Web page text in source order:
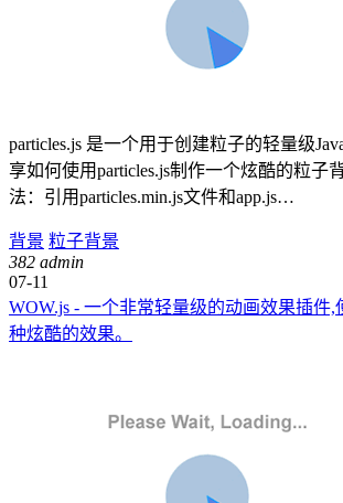
particles.js 是一个用于创建粒子的轻量级
享如何使用particles.js制作一个炫酷的粒子
法：引用particles.min.js文件和app.js…
背景 粒子背景
382 admin
07-11
WOW.js - 一个非常轻量级的动画效果插件,
种炫酷的效果。